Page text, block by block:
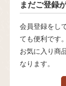
まだご登録
会員登録をし
ても便利です。
お気に入り商
なります。